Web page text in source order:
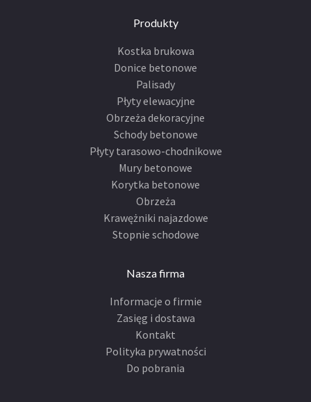
Produkty
Kostka brukowa
Donice betonowe
Palisady
Płyty elewacyjne
Obrzeża dekoracyjne
Schody betonowe
Płyty tarasowo-chodnikowe
Mury betonowe
Korytka betonowe
Obrzeża
Krawężniki najazdowe
Stopnie schodowe
Nasza firma
Informacje o firmie
Zasięg i dostawa
Kontakt
Polityka prywatności
Do pobrania